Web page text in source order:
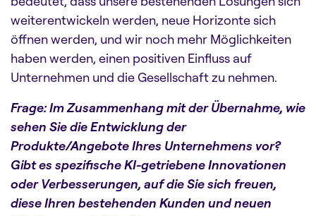
weiterentwickeln werden, neue Horizonte sich
öffnen werden, und wir noch mehr Möglichkeiten
haben werden, einen positiven Einfluss auf
Unternehmen und die Gesellschaft zu nehmen.
Frage: Im Zusammenhang mit der Übernahme, wie
sehen Sie die Entwicklung der
Produkte/Angebote Ihres Unternehmens vor?
Gibt es spezifische KI-getriebene Innovationen
oder Verbesserungen, auf die Sie sich freuen,
diese Ihren bestehenden Kunden und neuen